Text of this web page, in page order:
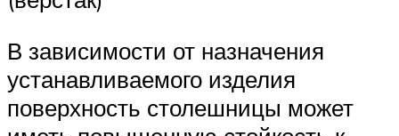
В зависимости от назначения
устанавливаемого изделия
поверхность столешницы может